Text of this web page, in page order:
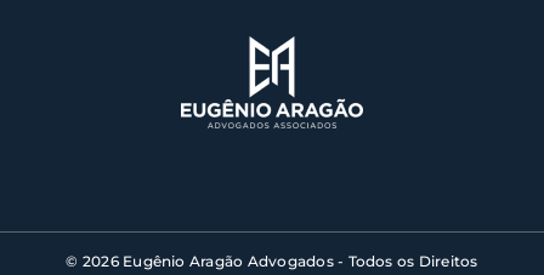
© 2026 Eugênio Aragão Advogados - Todos os Direitos